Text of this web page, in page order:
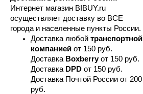
Интернет магазин BIBUY.ru
осуществляет доставку во ВСЕ
города и населенные пункты России.
Доставка любой транспортной
компанией от 150 руб.
Доставка Boxberry от 150 руб.
Доставка DPD от 150 руб.
Доставка Почтой России от 200
руб.